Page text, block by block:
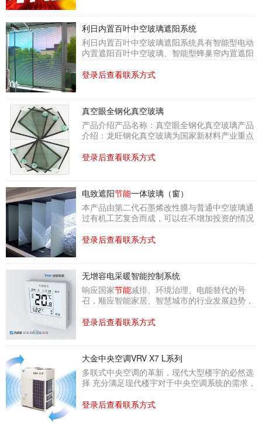
审查的同时，我司以节能评估专家组的身份参与
其中，同年开展节能评估工作。我司可为企业提
供节能报告编制咨询服务、节能审查环节配合服
务至获得批复、节能验收报告编制咨询服务、设
告咨询：是新建或改造的固定
利日内置百叶中空玻璃遮阳系统
利日内置百叶中空玻璃遮阳系统具有智能型电动
内置遮阳百叶中空玻璃、智能型蜂巢帘内置遮阳
置电动蜂巢帘玻璃、中空内置手动百叶玻璃、中
的百叶在密闭空间内永不会脏,无需清洁。通过控
制器即可实现升降、翻叶等操作，其中智能型的
系列产品还可实现全天候、全自动的运行，根据
室外日光情况自动调整百叶遮阳帘的开启和翻
光的需求，实现节能的效果。同时本产品的
登录后查看联系方式
真空眼全钢化真空玻璃
产品介绍产品名称：真空眼全钢化真空玻璃产品
介绍：龙旺钢化真空玻璃为国家新材料产业重点
对于普通中空玻璃具有10倍保温、5倍寿命的突
自检测功能，独有真空眼技术，抬眼可见真空是
否存在。可提供钢化真空玻璃、钢化真空复合中
空玻璃及钢化真空夹胶复合中空玻璃三类产品。
产品规格最小300mm*300mm，最大
料有限公司 关联条文 5.
登录后查看联系方式
电致遮阳节能一体玻璃（窗）
本产品由第二代石墨烯改性膜与普通中空玻璃通
过有机工艺复合而成，可以在不增加投资的情况
验收标准，综合节能效果可提高 30%以上。一体
了玻璃窗（幕墙）尺寸、重量，同时实现遮阳可
调，达到了新国标低能耗门窗隔热保温性能指标
和防噪音功能。
登录后查看联系方式
无增容电采暖智能控制系统
响应国家节能减排、环境治理、电能替代的号
召，顺应智能家居、智慧城市的行业发展趋势，
系统装置实现了“无需电力增容”，“智能控制，谷
产、宗教庙宇和农牧业用房等中取得了显著的成
效。
登录后查看联系方式
大金中央空调VRV X7 L系列
多联式中央空调的革新，现代大型楼宇的必然选
择 充分满足现代楼宇对于中央空调系统的需求，
能型、设计安装的便利性、系统运转的可靠性等
登录后查看联系方式